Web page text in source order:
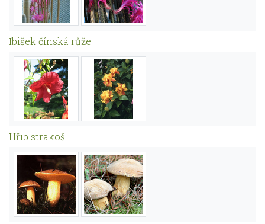
Ibišek čínská růže
Hřib strakoš